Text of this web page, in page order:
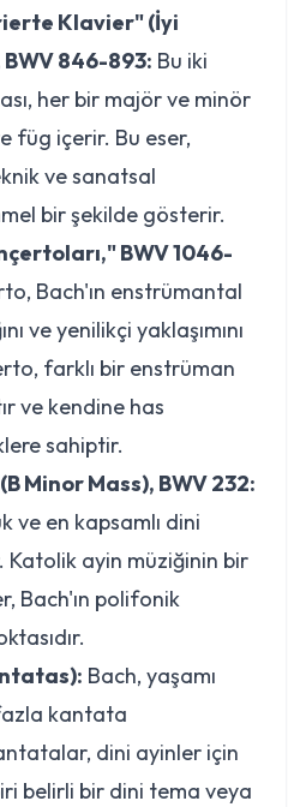
Klavier" (İyi
846-893: Bu iki
her bir majör ve minör
füg içerir. Bu eser,
ve sanatsal
bir şekilde gösterir.
BWV 1046-
Bach'ın enstrümantal
ve yenilikçi yaklaşımını
farklı bir enstrüman
ve kendine has
sahiptir.
Minor Mass), BWV 232:
ve en kapsamlı dini
Katolik ayin müziğinin bir
Bach'ın polifonik
Bach, yaşamı
kantata
dini ayinler için
belirli bir dini tema veya